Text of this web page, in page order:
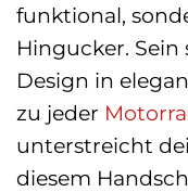
funktional,
Hingucker. Sein
Design in
zu jeder
unterstreicht
diesem